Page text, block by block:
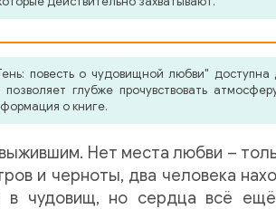
повесть о чудовищной любви" доступна
глубже прочувствовать
о книге.
Нет места любви –
и черноты, два человека
чудовищ, но сердца всё ещё